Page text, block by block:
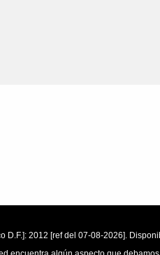
2012 [ref del 07-08-2026].